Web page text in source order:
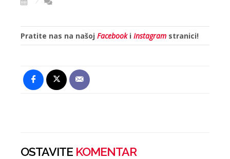
Pratite nas na našoj Facebooki Instagram stranici!
OSTAVITE KOMENTAR